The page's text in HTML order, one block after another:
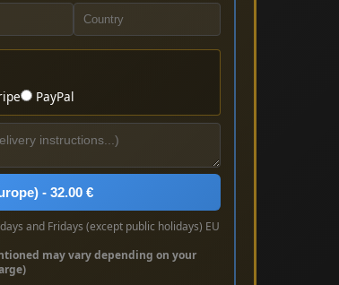
PayPal
- 32.00 €
and Fridays (except public holidays) EU
may vary depending on your